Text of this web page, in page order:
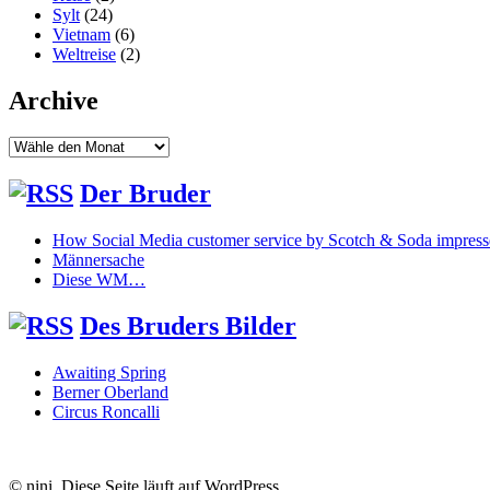
Sylt (24)
Vietnam (6)
Weltreise (2)
Archive
Der Bruder
How Social Media customer service by Scotch & Soda
Männersache
Diese WM…
Des Bruders Bilder
Awaiting Spring
Berner Oberland
Circus Roncalli
© nini. Diese Seite läuft auf WordPress.